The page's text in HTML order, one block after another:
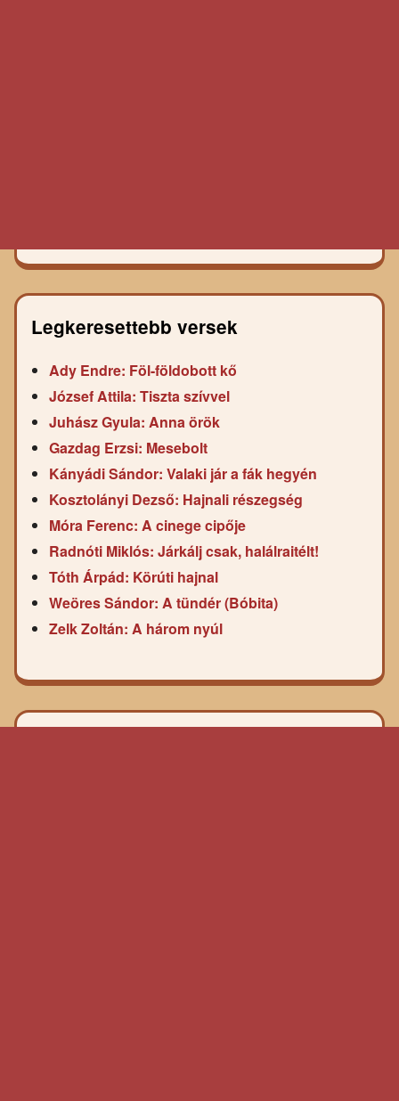
Legkeresettebb versek
Ady Endre: Föl-földobott kő
József Attila: Tiszta szívvel
Juhász Gyula: Anna örök
Gazdag Erzsi: Mesebolt
Kányádi Sándor: Valaki jár a fák hegyén
Kosztolányi Dezső: Hajnali részegség
Móra Ferenc: A cinege cipője
Radnóti Miklós: Járkálj csak, halálraitélt!
Tóth Árpád: Körúti hajnal
Weöres Sándor: A tündér (Bóbita)
Zelk Zoltán: A három nyúl